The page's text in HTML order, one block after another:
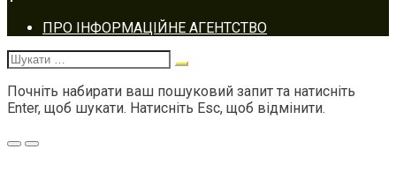
Footer
navigation
ПРО ІНФОРМАЦІЙНЕ АГЕНТСТВО
Шукати:
Почніть набирати ваш пошуковий запит та натисніть
Enter, щоб шукати. Натисніть Esc, щоб відмінити.
Меню